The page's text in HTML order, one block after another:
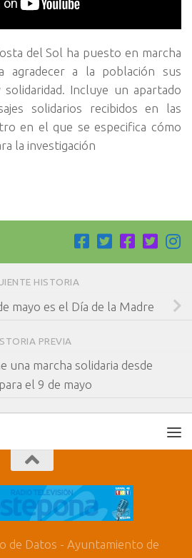
del Sol ha puesto en marcha
agradecer a la población sus
Incluye un apartado
solidarios recibidos en las
en el que se especifica cómo
la investigación
HISTORIA
mayo es el Día de la Madre
PREVIA
una marcha solidaria desde
el 9 de mayo
de Datos - Ayuntamiento de